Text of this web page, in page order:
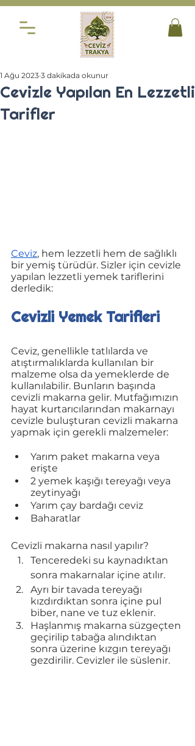
Cevizle Yapılan En Lezzetli
Tarifler
1 Ağu 2023 3 dakikada okunur
Ceviz, hem lezzetli hem de sağlıklı
bir yemiş türüdür. Sizler için cevizle
yapılan lezzetli yemek tariflerini
derledik:
Cevizli Yemek Tarifleri
Ceviz, genellikle tatlılarda ve
atıştırmalıklarda kullanılan bir
malzeme olsa da yemeklerde de
kullanılabilir. Bunların başında
cevizli makarna gelir. Mutfağımızın
hayat kurtarıcılarından makarnayı
cevizle buluşturan cevizli makarna
yapmak için gerekli malzemeler:
Yarım paket makarna veya
erişte
2 yemek kaşığı tereyağı veya
zeytinyağı
Yarım çay bardağı ceviz
Baharatlar
Cevizli makarna nasıl yapılır?
Tenceredeki su kaynadıktan
sonra makarnalar içine atılır.
Ayrı bir tavada tereyağı
kızdırdıktan sonra içine pul
biber, nane ve tuz eklenir.
Haşlanmış makarna süzgeçten
geçirilip tabağa alındıktan
sonra üzerine kızgın tereyağı
gezdirilir. Cevizler ile süslenir.